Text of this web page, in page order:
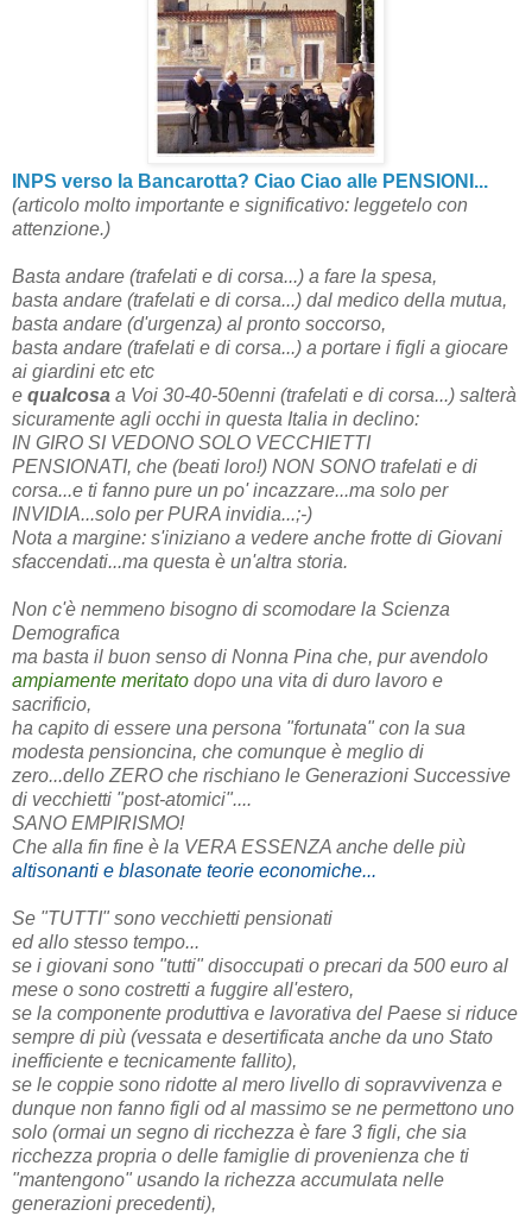
INPS verso la Bancarotta? Ciao Ciao alle PENSIONI...
(articolo molto importante e significativo: leggetelo con
attenzione.)
Basta andare (trafelati e di corsa...) a fare la spesa,
basta andare (trafelati e di corsa...) dal medico della mutua,
basta andare (d'urgenza) al pronto soccorso,
basta andare (trafelati e di corsa...) a portare i figli a giocare
ai giardini etc etc
e qualcosa a Voi 30-40-50enni (trafelati e di corsa...) salterà
sicuramente agli occhi in questa Italia in declino:
IN GIRO SI VEDONO SOLO VECCHIETTI
PENSIONATI, che (beati loro!) NON SONO trafelati e di
corsa...e ti fanno pure un po' incazzare...ma solo per
INVIDIA...solo per PURA invidia...;-)
Nota a margine: s'iniziano a vedere anche frotte di Giovani
sfaccendati...ma questa è un'altra storia.
Non c'è nemmeno bisogno di scomodare la Scienza
Demografica
ma basta il buon senso di Nonna Pina che, pur avendolo
ampiamente meritato dopo una vita di duro lavoro e
sacrificio,
ha capito di essere una persona "fortunata" con la sua
modesta pensioncina, che comunque è meglio di
zero...dello ZERO che rischiano le Generazioni Successive
di vecchietti "post-atomici"....
SANO EMPIRISMO!
Che alla fin fine è la VERA ESSENZA anche delle più
altisonanti e blasonate teorie economiche...
Se "TUTTI" sono vecchietti pensionati
ed allo stesso tempo...
se i giovani sono "tutti" disoccupati o precari da 500 euro al
mese o sono costretti a fuggire all'estero,
se la componente produttiva e lavorativa del Paese si riduce
sempre di più (vessata e desertificata anche da uno Stato
inefficiente e tecnicamente fallito),
se le coppie sono ridotte al mero livello di sopravvivenza e
dunque non fanno figli od al massimo se ne permettono uno
solo (ormai un segno di ricchezza è fare 3 figli, che sia
ricchezza propria o delle famiglie di provenienza che ti
"mantengono" usando la richezza accumulata nelle
generazioni precedenti),